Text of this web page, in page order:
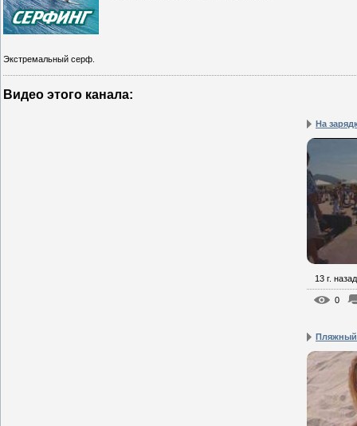
Экстремальный серф.
Видео этого канала:
На
13 г. назад
0